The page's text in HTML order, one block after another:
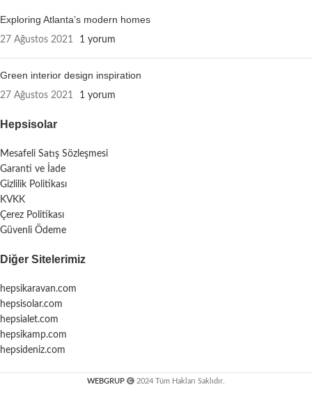
Exploring Atlanta’s modern homes
27 Ağustos 2021 1 yorum
Green interior design inspiration
27 Ağustos 2021 1 yorum
Hepsisolar
Mesafeli Satış Sözleşmesi
Garanti ve İade
Gizlilik Politikası
KVKK
Çerez Politikası
Güvenli Ödeme
Diğer Sitelerimiz
hepsikaravan.com
hepsisolar.com
hepsialet.com
hepsikamp.com
hepsideniz.com
WEBGRUP 2024 Tüm Hakları Saklıdır.